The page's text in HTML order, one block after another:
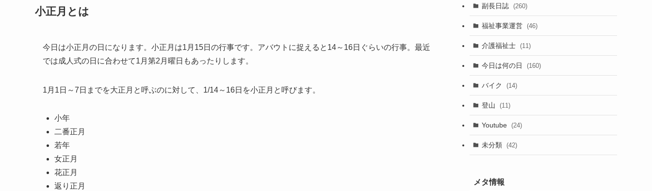
小正月とは
今日は小正月の日になります。小正月は1月15日の行事です。アバウトに捉えると14～16日ぐらいの行事。最近
では成人式の日に合わせて1月第2月曜日もあったりします。
1月1日～7日までを大正月と呼ぶのに対して、1/14～16日を小正月と呼びます。
小年
二番正月
若年
女正月
花正月
返り正月
副長日誌 (260)
福祉事業運営 (46)
介護福祉士 (11)
今日は何の日 (160)
バイク (14)
登山 (11)
Youtube (24)
未分類 (42)
メタ情報